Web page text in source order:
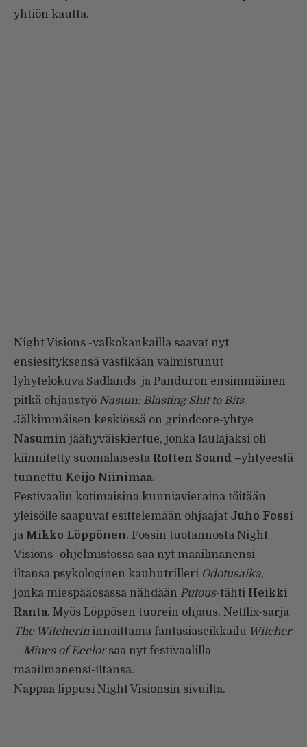
yhtiön kautta.
Night Visions -valkokankailla saavat nyt
ensiesityksensä vastikään valmistunut
lyhytelokuva Sadlands ja Panduron ensimmäinen
pitkä ohjaustyö Nasum: Blasting Shit to Bits.
Jälkimmäisen keskiössä on grindcore-yhtye
Nasumin jäähyväiskiertue, jonka laulajaksi oli
kiinnitetty suomalaisesta Rotten Sound –yhtyeestä
tunnettu Keijo Niinimaa.
Festivaalin kotimaisina kunniavieraina töitään
yleisölle saapuvat esittelemään ohjaajat Juho Fossi
ja Mikko Löppönen. Fossin tuotannosta Night
Visions -ohjelmistossa saa nyt maailmanensi-
iltansa psykologinen kauhutrilleri Odotusaika,
jonka miespääosassa nähdään Putous-tähti Heikki
Ranta. Myös Löppösen tuorein ohjaus, Netflix-sarja
The Witcherininnoittama fantasiaseikkailu Witcher
– Mines of Eeclorsaa nyt festivaalilla
maailmanensi-iltansa.
Nappaa lippusi Night Visionsin sivuilta.